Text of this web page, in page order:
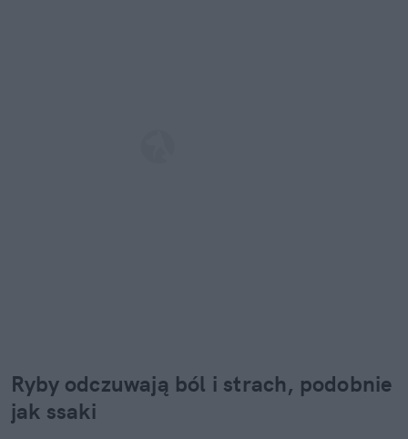
Ryby odczuwają ból i strach, podobnie
jak ssaki